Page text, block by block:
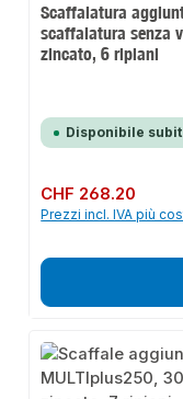
Scaffalatura
scaffalatura senza
zincato, 6 ripiani
Disponibile
Prezzo normale:
CHF 268.20
Prezzi incl. IVA più